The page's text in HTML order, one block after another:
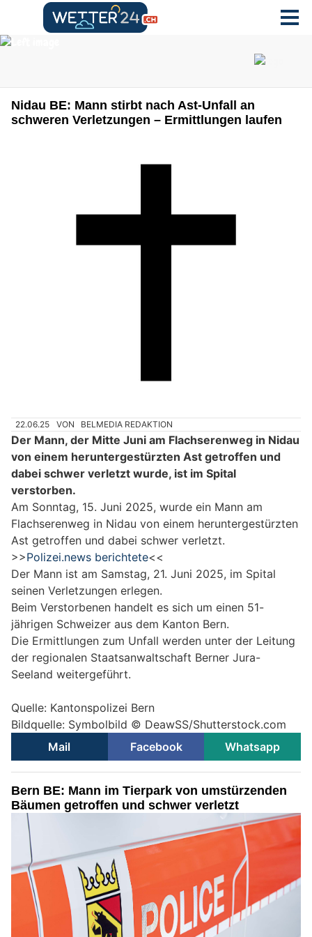
Nidau BE: Mann stirbt nach Ast-Unfall an
schweren Verletzungen – Ermittlungen laufen
22.06.25 VON BELMEDIA REDAKTION
Der Mann, der Mitte Juni am Flachserenweg in Nidau
von einem heruntergestürzten Ast getroffen und
dabei schwer verletzt wurde, ist im Spital
verstorben.
Am Sonntag, 15. Juni 2025, wurde ein Mann am
Flachserenweg in Nidau von einem heruntergestürzten
Ast getroffen und dabei schwer verletzt.
>>Polizei.news berichtete<<
Der Mann ist am Samstag, 21. Juni 2025, im Spital
seinen Verletzungen erlegen.
Beim Verstorbenen handelt es sich um einen 51-
jährigen Schweizer aus dem Kanton Bern.
Die Ermittlungen zum Unfall werden unter der Leitung
der regionalen Staatsanwaltschaft Berner Jura-
Seeland weitergeführt.
Quelle: Kantonspolizei Bern
Bildquelle: Symbolbild © DeawSS/Shutterstock.com
Mail
Facebook Whatsapp
Bern BE: Mann im Tierpark von umstürzenden
Bäumen getroffen und schwer verletzt